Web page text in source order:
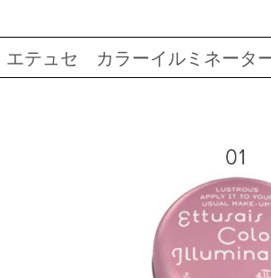
エテュセ カラーイルミネータ